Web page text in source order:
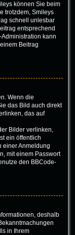
können Sie beim
trotzdem, Smileys
schnell unlesbar
entsprechend
kann
Beitrag
Wenn die
das Bild auch direkt
das auf
Bilder verlinken,
ein öffentlich
einer Anmeldung
mit einem Passwort
den BBCode-
deshalb
in Ihrem